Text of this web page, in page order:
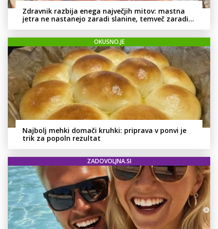
Zdravnik razbija enega največjih mitov: mastna
jetra ne nastanejo zaradi slanine, temveč zaradi
OKUSNO.JE
Najbolj mehki domači kruhki: priprava v ponvi je
trik za popoln rezultat
ZADOVOLJNA.SI